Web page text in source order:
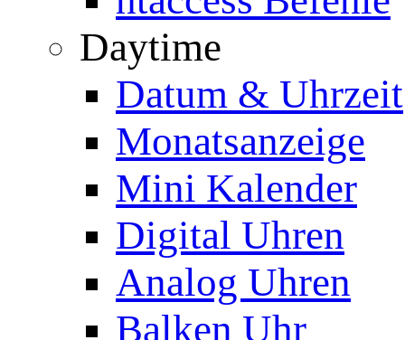
Daytime
Datum & Uhrzeit
Monatsanzeige
Mini Kalender
Digital Uhren
Analog Uhren
Balken Uhr